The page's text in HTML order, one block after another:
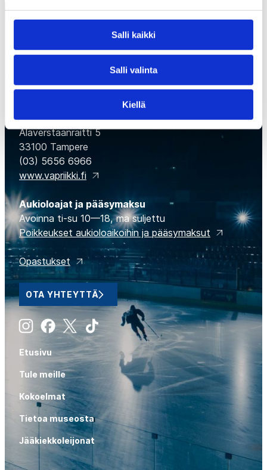
Salli kaikki
Salli valinta
Kiellä
Suomen Jääkiekkomuseo
Museokeskus Vapriikki, Tampellan alue,
Alaverstaanraitti 5
33100 Tampere
(03) 5656 6966
www.vapriikki.fi
Aukioloajat ja pääsymaksu
Avoinna ti-su 10—18, ma suljettu
Poikkeukset aukioloaikoihin ja pääsymaksut
Opastukset
OTA YHTEYTTÄ
InstagramFacebook
X Tiktok
Etusivu
Tule meille
Kokoelmat
Tietoa museosta
Jääkiekkoleijonat